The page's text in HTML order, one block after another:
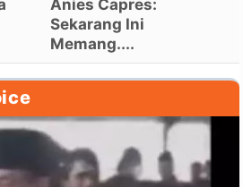
Anies Capres:
Sekarang Ini
Memang....